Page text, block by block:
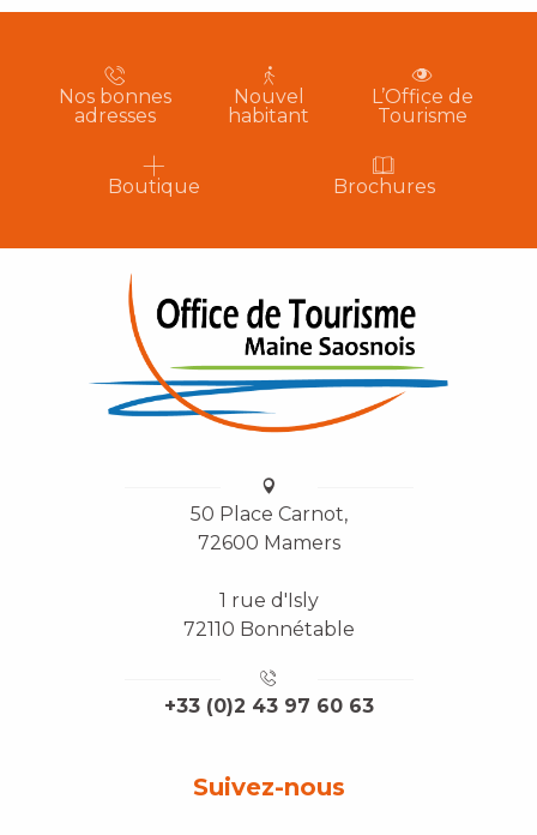
Nos bonnes
adresses
Nouvel
habitant
L’Office de
Tourisme
Boutique Brochures
50 Place Carnot,
72600 Mamers
1 rue d'Isly
72110 Bonnétable
+33 (0)2 43 97 60 63
Suivez-nous